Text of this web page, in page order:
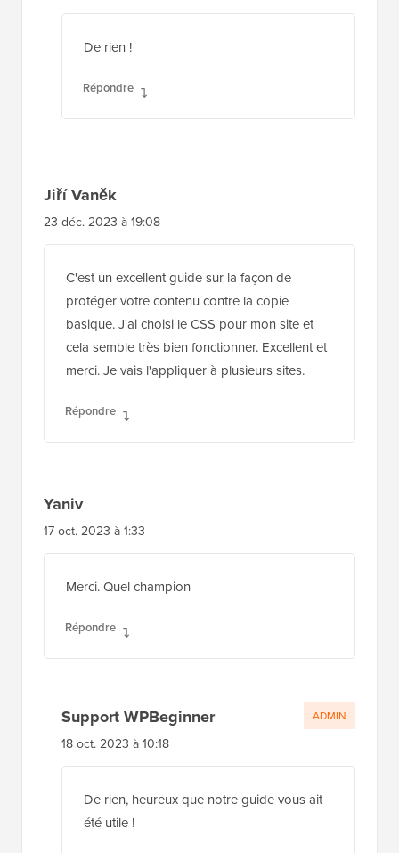
De rien !
Répondre
Jiří Vaněk
23 déc. 2023 à 19:08
C'est un excellent guide sur la façon de
protéger votre contenu contre la copie
basique. J'ai choisi le CSS pour mon site et
cela semble très bien fonctionner. Excellent et
merci. Je vais l'appliquer à plusieurs sites.
Répondre
Yaniv
17 oct. 2023 à 1:33
Merci. Quel champion
Répondre
Support WPBeginner
18 oct. 2023 à 10:18
De rien, heureux que notre guide vous ait
été utile !
ADMIN